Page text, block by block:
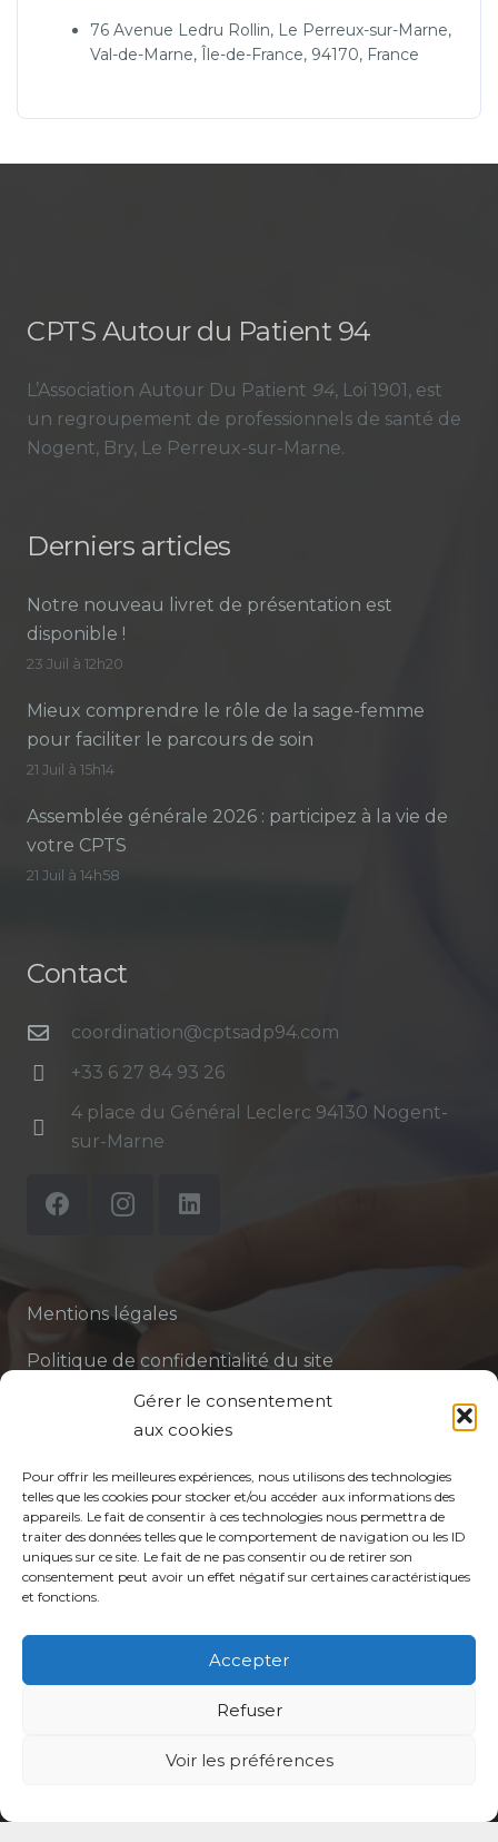
Gérer le consentement
aux cookies
Pour offrir les meilleures expériences, nous utilisons des technologies
telles que les cookies pour stocker et/ou accéder aux informations des
appareils. Le fait de consentir à ces technologies nous permettra de
traiter des données telles que le comportement de navigation ou les ID
uniques sur ce site. Le fait de ne pas consentir ou de retirer son
consentement peut avoir un effet négatif sur certaines caractéristiques
et fonctions.
Accepter
Refuser
Voir les préférences
76 Avenue Ledru Rollin, Le Perreux-sur-Marne,
Val-de-Marne, Île-de-France, 94170, France
CPTS Autour du Patient 94
L’Association Autour Du Patient 94, Loi 1901, est
un regroupement de professionnels de santé de
Nogent, Bry, Le Perreux-sur-Marne.
Derniers articles
Notre nouveau livret de présentation est
disponible !
23 Juil à 12h20
Mieux comprendre le rôle de la sage-femme
pour faciliter le parcours de soin
21 Juil à 15h14
Assemblée générale 2026 : participez à la vie de
votre CPTS
21 Juil à 14h58
Contact
coordination@cptsadp94.com
+33 6 27 84 93 26
4 place du Général Leclerc 94130 Nogent-
sur-Marne
Mentions légales
Politique de confidentialité du site
Politique de protection des données de la CPTS
© CPTS Autour du Patient
Votre CPTS
Professionnels de santé